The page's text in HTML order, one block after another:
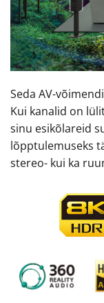
Seda AV-
Kui kanalid on
sinu esikõlareid
lõpptulemuseks
stereo- kui ka